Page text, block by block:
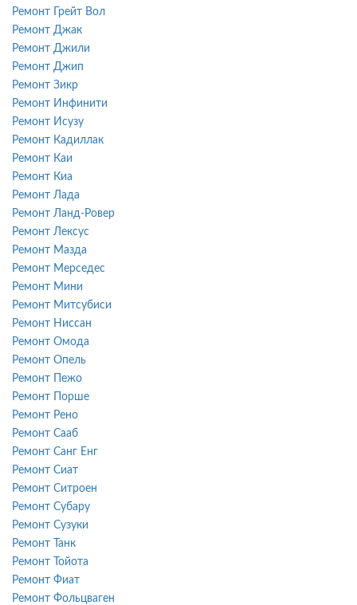
Ремонт Грейт Вол
Ремонт Джак
Ремонт Джили
Ремонт Джип
Ремонт Зикр
Ремонт Инфинити
Ремонт Исузу
Ремонт Кадиллак
Ремонт Каи
Ремонт Киа
Ремонт Лада
Ремонт Ланд-Ровер
Ремонт Лексус
Ремонт Мазда
Ремонт Мерседес
Ремонт Мини
Ремонт Митсубиси
Ремонт Ниссан
Ремонт Омода
Ремонт Опель
Ремонт Пежо
Ремонт Порше
Ремонт Рено
Ремонт Сааб
Ремонт Санг Енг
Ремонт Сиат
Ремонт Ситроен
Ремонт Субару
Ремонт Сузуки
Ремонт Танк
Ремонт Тойота
Ремонт Фиат
Ремонт Фольцваген